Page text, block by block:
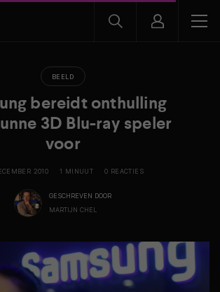
BEELD
bereidt onthulling
3D Blu-ray speler
voor
2010 1 MINUUT 0 REACTIES
GESCHREVEN DOOR
MARTIJN CHEL